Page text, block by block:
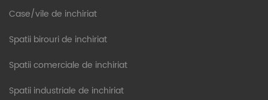
Case/vile de inchiriat
Spatii birouri de inchiriat
Spatii comerciale de inchiriat
Spatii industriale de inchiriat